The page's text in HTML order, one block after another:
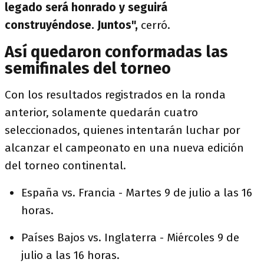
legado será honrado y seguirá
construyéndose. Juntos", cerró.
Así quedaron conformadas las
semifinales del torneo
Con los resultados registrados en la ronda
anterior, solamente quedarán cuatro
seleccionados, quienes intentarán luchar por
alcanzar el campeonato en una nueva edición
del torneo continental.
España vs. Francia - Martes 9 de julio a las 16
horas.
Países Bajos vs. Inglaterra - Miércoles 9 de
julio a las 16 horas.